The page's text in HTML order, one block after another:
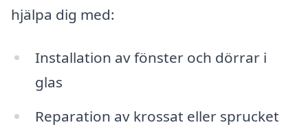
hjälpa dig med:
Installation av fönster och dörrar i
glas
Reparation av krossat eller sprucket